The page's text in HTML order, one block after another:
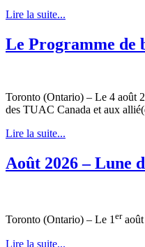
Lire la suite...
Le Programme de
Toronto (Ontario) – Le 4 août
des TUAC Canada et aux
Lire la suite...
Août 2026 – Lune
Toronto (Ontario) – Le 1eraoût
Lire la suite...